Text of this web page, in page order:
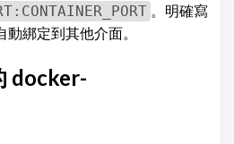
。明確寫
綁定到其他介面。
docker-